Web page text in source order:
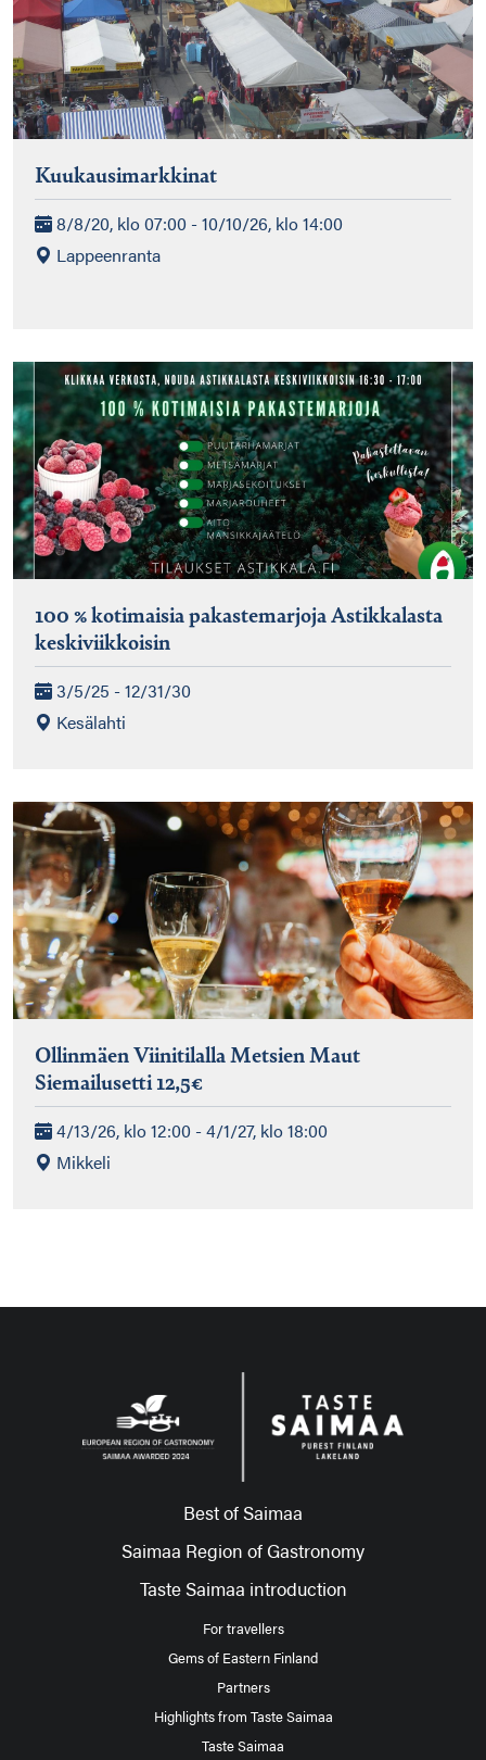
Kuukausimarkkinat
8/8/20, klo 07:00 - 10/10/26, klo 14:00
Lappeenranta
100 % kotimaisia pakastemarjoja Astikkalasta
keskiviikkoisin
3/5/25 - 12/31/30
Kesälahti
Ollinmäen Viinitilalla Metsien Maut
Siemailusetti 12,5€
4/13/26, klo 12:00 - 4/1/27, klo 18:00
Mikkeli
Best of Saimaa
Saimaa Region of Gastronomy
Taste Saimaa introduction
For travellers
Gems of Eastern Finland
Partners
Highlights from Taste Saimaa
Taste Saimaa